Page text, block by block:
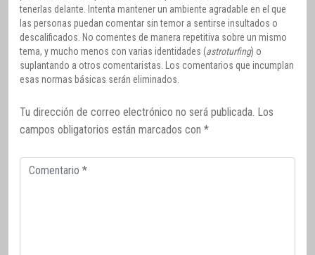
tenerlas delante. Intenta mantener un ambiente agradable en el que
las personas puedan comentar sin temor a sentirse insultados o
descalificados. No comentes de manera repetitiva sobre un mismo
tema, y mucho menos con varias identidades (astroturfing) o
suplantando a otros comentaristas. Los comentarios que incumplan
esas normas básicas serán eliminados.
Tu dirección de correo electrónico no será publicada. Los
campos obligatorios están marcados con *
Comentario